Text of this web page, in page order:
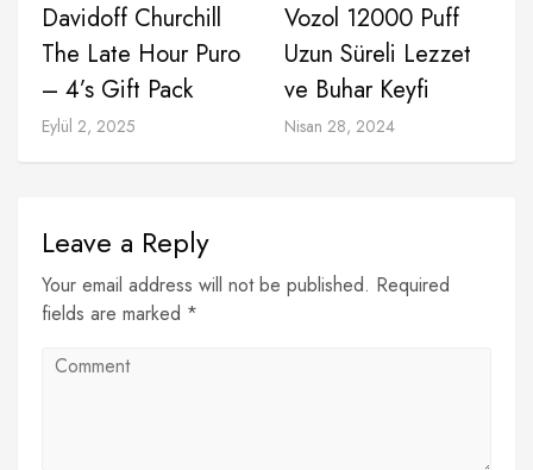
Davidoff Churchill
The Late Hour Puro
– 4’s Gift Pack
Eylül 2, 2025
Vozol 12000 Puff
Uzun Süreli Lezzet
ve Buhar Keyfi
Nisan 28, 2024
Leave a Reply
Your email address will not be published. Required
fields are marked *